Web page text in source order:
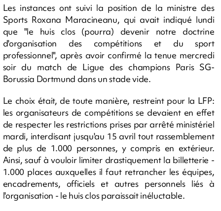
Les instances ont suivi la position de la ministre des
Sports Roxana Maracineanu, qui avait indiqué lundi
que "le huis clos (pourra) devenir notre doctrine
d'organisation des compétitions et du sport
professionnel", après avoir confirmé la tenue mercredi
soir du match de Ligue des champions Paris SG-
Borussia Dortmund dans un stade vide.
Le choix était, de toute manière, restreint pour la LFP:
les organisateurs de compétitions se devaient en effet
de respecter les restrictions prises par arrêté ministériel
mardi, interdisant jusqu'au 15 avril tout rassemblement
de plus de 1.000 personnes, y compris en extérieur.
Ainsi, sauf à vouloir limiter drastiquement la billetterie -
1.000 places auxquelles il faut retrancher les équipes,
encadrements, officiels et autres personnels liés à
l'organisation - le huis clos paraissait inéluctable.